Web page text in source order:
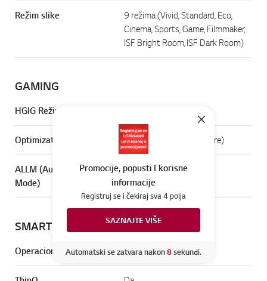
Režim slike
9 režima (Vivid, Standard, Eco,
Cinema, Sports, Game, Filmmaker,
ISF Bright Room, ISF Dark Room)
GAMING
HGIG Režim
Optimizator za Igre Da (Kontrolna tabla za igre)
ALLM (Auto Low Latency
Mode)
Da
SMART TV
Operacioni Sistem (OS) webOS 23
Online Chat
Promocije, popusti I korisne
informacije
Registruj se i čekiraj sva 4 polja
SAZNAJTE VIŠE
Automatski se zatvara nakon6sekundi.